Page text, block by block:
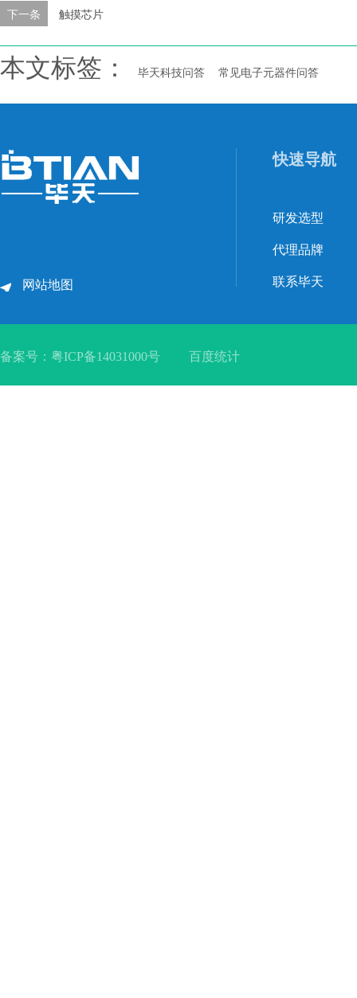
下一条 触摸芯片
本文标签： 毕天科技问答 常见电子元器件问答
网站地图
快速导航
研发选型
代理品牌
联系毕天
备案号： 粤ICP备14031000号 百度统计